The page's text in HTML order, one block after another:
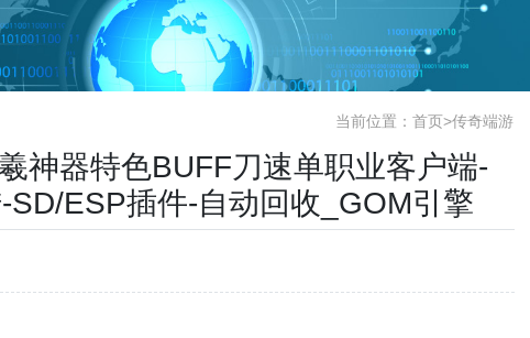
当前位置： 首页>传奇端游
神器特色BUFF刀速单职业客户端-
SD/ESP插件-自动回收_GOM引擎